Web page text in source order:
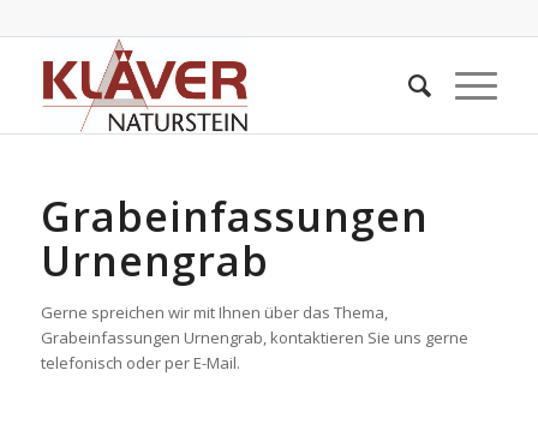
Grabeinfassungen
Urnengrab
Gerne spreichen wir mit Ihnen über das Thema,
Grabeinfassungen Urnengrab, kontaktieren Sie uns gerne
telefonisch oder per E-Mail.